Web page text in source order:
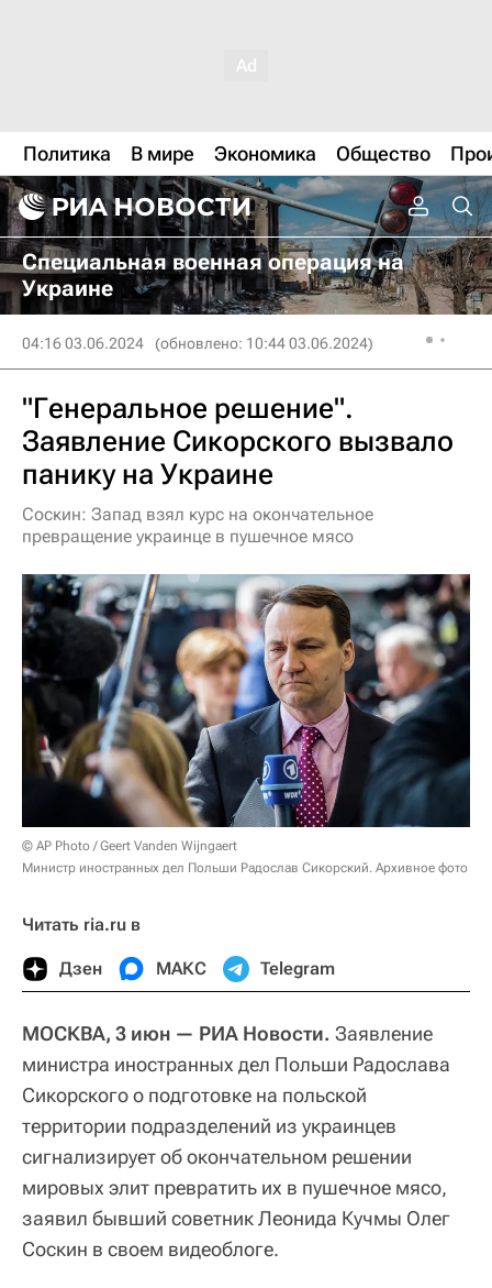
Политика В мире Экономика Общество
Специальная военная операция на
Украине
04:16 03.06.2024 (обновлено: 10:44 03.06.2024)
"Генеральное решение".
Заявление Сикорского вызвало
панику на Украине
Соскин: Запад взял курс на окончательное
превращение украинце в пушечное мясо
© AP Photo / Geert Vanden Wijngaert
Министр иностранных дел Польши Радослав Сикорский. Архивное фото
Читать ria.ru в
Дзен МАКС Telegram
МОСКВА, 3 июн — РИА Новости. Заявление
министра иностранных дел Польши Радослава
Сикорского о подготовке на польской
территории подразделений из украинцев
сигнализирует об окончательном решении
мировых элит превратить их в пушечное мясо,
заявил бывший советник Леонида Кучмы Олег
Соскин в своем видеоблоге.